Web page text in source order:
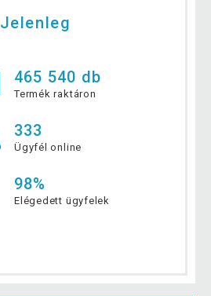
Jelenleg
465 540 db
Termék raktáron
333
Ügyfél online
98%
Elégedett ügyfelek